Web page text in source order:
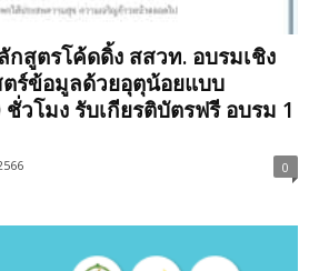
สูตรโค้ดดิ้ง สสวท. อบรมเชิง
ร์ข้อมูลด้วยอุตุน้อยแบบ
วโมง รับเกียรติบัตรฟรี อบรม 1
0